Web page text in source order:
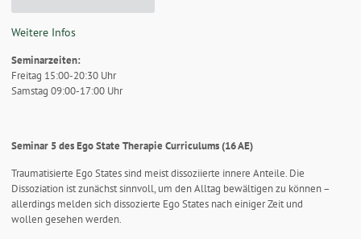
Weitere Infos
Seminarzeiten:
Freitag 15:00-20:30 Uhr
Samstag 09:00-17:00 Uhr
Seminar 5 des Ego State Therapie Curriculums (16 AE)
Traumatisierte Ego States sind meist dissoziierte innere Anteile. Die
Dissoziation ist zunächst sinnvoll, um den Alltag bewältigen zu können –
allerdings melden sich dissozierte Ego States nach einiger Zeit und
wollen gesehen werden.